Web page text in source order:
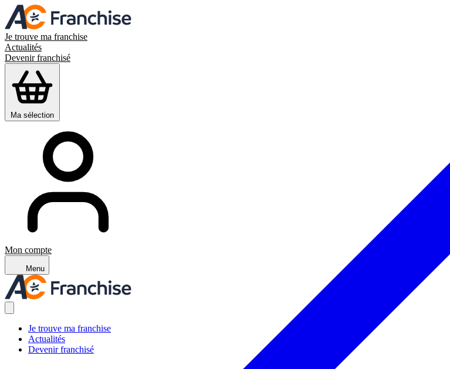
Je trouve ma franchise
Actualités
Devenir franchisé
Ma sélection
Mon compte
Menu
Je trouve ma franchise
Actualités
Devenir franchisé